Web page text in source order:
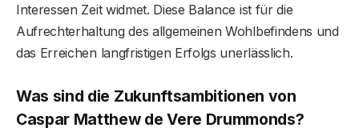
Interessen Zeit widmet. Diese Balance ist für die
Aufrechterhaltung des allgemeinen Wohlbefindens und
das Erreichen langfristigen Erfolgs unerlässlich.
Was sind die Zukunftsambitionen von
Caspar Matthew de Vere Drummonds?